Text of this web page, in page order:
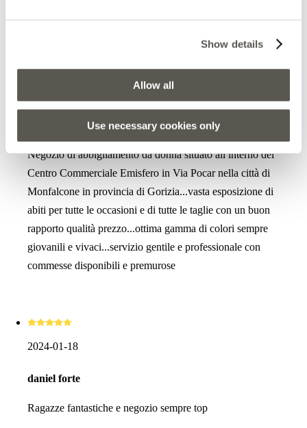
Show details
Allow all
Use necessary cookies only
Kiara Passion
Negozio di abbigliamento da donna situato all interno del
Centro Commerciale Emisfero in Via Pocar nella città di
Monfalcone in provincia di Gorizia...vasta esposizione di
abiti per tutte le occasioni e di tutte le taglie con un buon
rapporto qualità prezzo...ottima gamma di colori sempre
giovanili e vivaci...servizio gentile e professionale con
commesse disponibili e premurose
2024-01-18
daniel forte
Ragazze fantastiche e negozio sempre top